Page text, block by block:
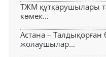
ТЖМ құтқарушылары
көмек...
Астана – Талдықорған
жолаушылар...